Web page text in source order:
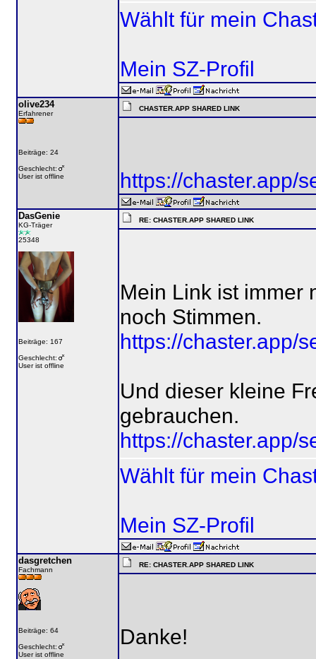
Wählt für mein
Mein SZ-Profil
olive234
Erfahrener
Beiträge: 24
Geschlecht:
User ist offline
CHASTER.APP SHARED LINK
https://chaster.app/
DasGenie
KG-Träger
25348
Beiträge: 167
Geschlecht:
User ist offline
RE: CHASTER.APP SHARED LINK
Mein Link ist immer
noch Stimmen.
https://chaster.app/
Und dieser kleine
gebrauchen.
https://chaster.app/
Wählt für mein
Mein SZ-Profil
dasgretchen
Fachmann
Beiträge: 64
Geschlecht:
User ist offline
RE: CHASTER.APP SHARED LINK
Danke!